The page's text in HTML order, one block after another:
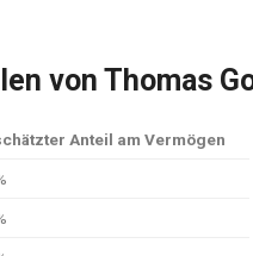
von Thomas
Anteil am Vermögen